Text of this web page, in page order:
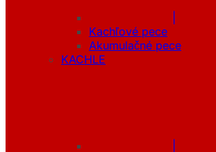
Kachľové pece
Akumulačné pece
KACHLE